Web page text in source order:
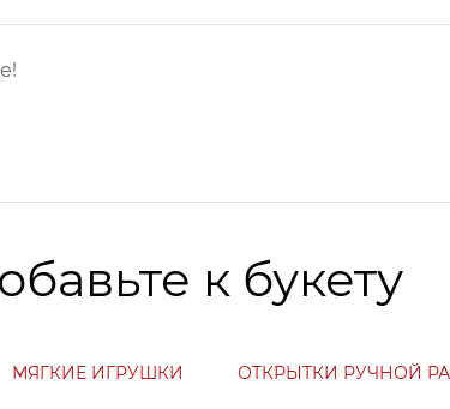
к букету
МЯГКИЕ ИГРУШКИ ОТКРЫТКИ РУЧНОЙ